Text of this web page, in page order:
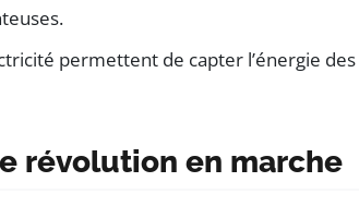
permettent de capter l’énergie des
révolution en marche